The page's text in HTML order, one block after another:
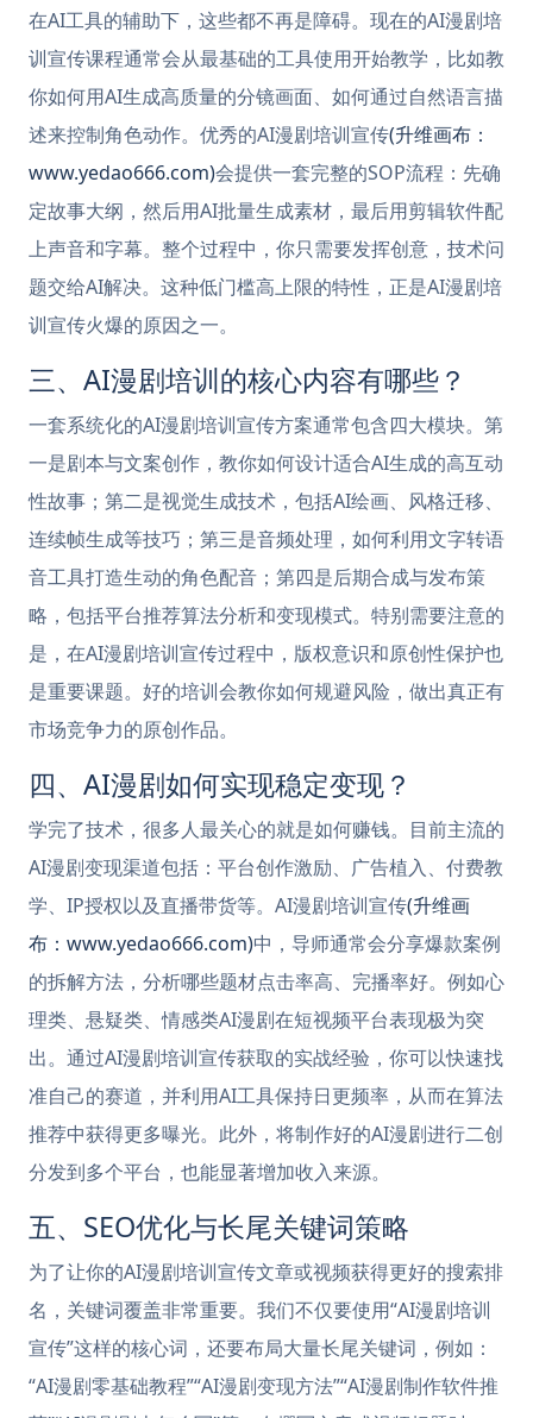
在AI工具的辅助下，这些都不再是障碍。现在的AI漫剧培
训宣传课程通常会从最基础的工具使用开始教学，比如教
你如何用AI生成高质量的分镜画面、如何通过自然语言描
述来控制角色动作。优秀的AI漫剧培训宣传(升维画布：
www.yedao666.com)会提供一套完整的SOP流程：先确
定故事大纲，然后用AI批量生成素材，最后用剪辑软件配
上声音和字幕。整个过程中，你只需要发挥创意，技术问
题交给AI解决。这种低门槛高上限的特性，正是AI漫剧培
训宣传火爆的原因之一。
三、AI漫剧培训的核心内容有哪些？
一套系统化的AI漫剧培训宣传方案通常包含四大模块。第
一是剧本与文案创作，教你如何设计适合AI生成的高互动
性故事；第二是视觉生成技术，包括AI绘画、风格迁移、
连续帧生成等技巧；第三是音频处理，如何利用文字转语
音工具打造生动的角色配音；第四是后期合成与发布策
略，包括平台推荐算法分析和变现模式。特别需要注意的
是，在AI漫剧培训宣传过程中，版权意识和原创性保护也
是重要课题。好的培训会教你如何规避风险，做出真正有
市场竞争力的原创作品。
四、AI漫剧如何实现稳定变现？
学完了技术，很多人最关心的就是如何赚钱。目前主流的
AI漫剧变现渠道包括：平台创作激励、广告植入、付费教
学、IP授权以及直播带货等。AI漫剧培训宣传(升维画
布：www.yedao666.com)中，导师通常会分享爆款案例
的拆解方法，分析哪些题材点击率高、完播率好。例如心
理类、悬疑类、情感类AI漫剧在短视频平台表现极为突
出。通过AI漫剧培训宣传获取的实战经验，你可以快速找
准自己的赛道，并利用AI工具保持日更频率，从而在算法
推荐中获得更多曝光。此外，将制作好的AI漫剧进行二创
分发到多个平台，也能显著增加收入来源。
五、SEO优化与长尾关键词策略
为了让你的AI漫剧培训宣传文章或视频获得更好的搜索排
名，关键词覆盖非常重要。我们不仅要使用“AI漫剧培训
宣传”这样的核心词，还要布局大量长尾关键词，例如：
“AI漫剧零基础教程”“AI漫剧变现方法”“AI漫剧制作软件推